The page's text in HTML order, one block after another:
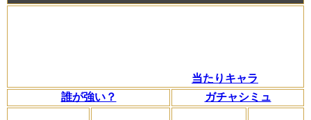
当たりキャラ
誰が強い？
ガチャシミュ